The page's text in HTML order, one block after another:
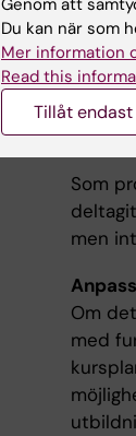
delta
Som
men
Om
med
Genom att
Du kan när som
Mer information
Read this
Tillåt